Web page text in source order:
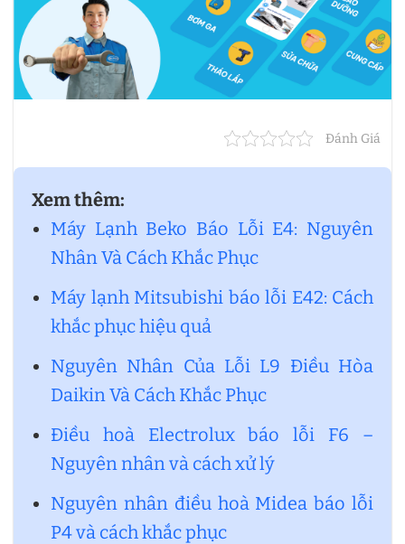
Đánh Giá
Xem thêm:
Máy Lạnh Beko Báo Lỗi E4: Nguyên
Nhân Và Cách Khắc Phục
Máy lạnh Mitsubishi báo lỗi E42: Cách
khắc phục hiệu quả
Nguyên Nhân Của Lỗi L9 Điều Hòa
Daikin Và Cách Khắc Phục
Điều hoà Electrolux báo lỗi F6 –
Nguyên nhân và cách xử lý
Nguyên nhân điều hoà Midea báo lỗi
P4 và cách khắc phục